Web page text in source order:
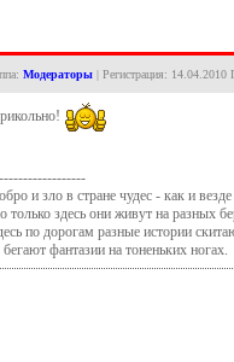
Модераторы | Регистрация:
и зло в стране чудес - как и
только здесь они живут на разных
по дорогам разные истории
фантазии на тоненьких ногах.